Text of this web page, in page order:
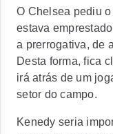
O Chelsea pediu
estava
a prerrogativa, de
Desta forma, fica
irá atrás de um
setor do campo.
Kenedy seria